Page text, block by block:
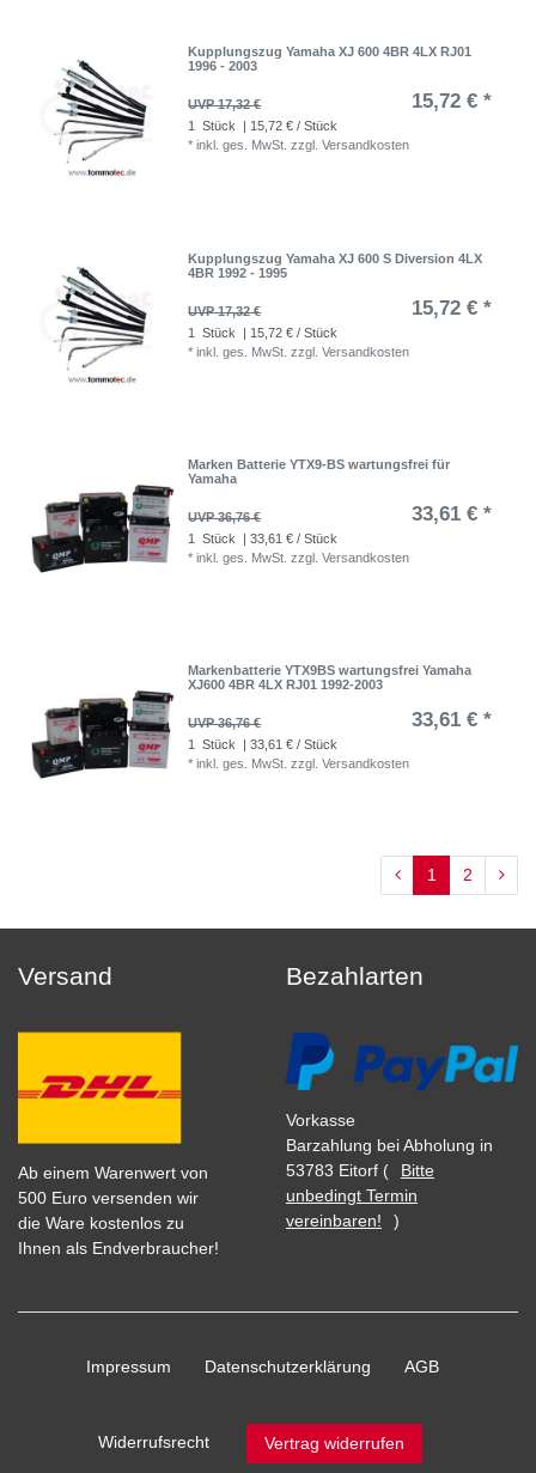
Kupplungszug Yamaha XJ 600 4BR 4LX RJ01
1996 - 2003
UVP 17,32 € 15,72 € *
1 Stück
| 15,72 € / Stück
*inkl. ges. MwSt. zzgl.Versandkosten
Kupplungszug Yamaha XJ 600 S Diversion 4LX
4BR 1992 - 1995
UVP 17,32 € 15,72 € *
1 Stück
| 15,72 € / Stück
*inkl. ges. MwSt. zzgl.Versandkosten
Marken Batterie YTX9-BS wartungsfrei für
Yamaha
UVP 36,76 € 33,61 € *
1 Stück
| 33,61 € / Stück
*inkl. ges. MwSt. zzgl.Versandkosten
Markenbatterie YTX9BS wartungsfrei Yamaha
XJ600 4BR 4LX RJ01 1992-2003
UVP 36,76 € 33,61 € *
1 Stück
| 33,61 € / Stück
*inkl. ges. MwSt. zzgl.Versandkosten
1 2
Versand
Ab einem Warenwert von
500 Euro versenden wir
die Ware kostenlos zu
Ihnen als Endverbraucher!
Bezahlarten
Vorkasse
Barzahlung bei Abholung in
53783 Eitorf (
Bitte
unbedingt Termin
vereinbaren!
)
Impressum Daten­schutz­erklärung AGB
Widerrufs­recht Vertrag widerrufen